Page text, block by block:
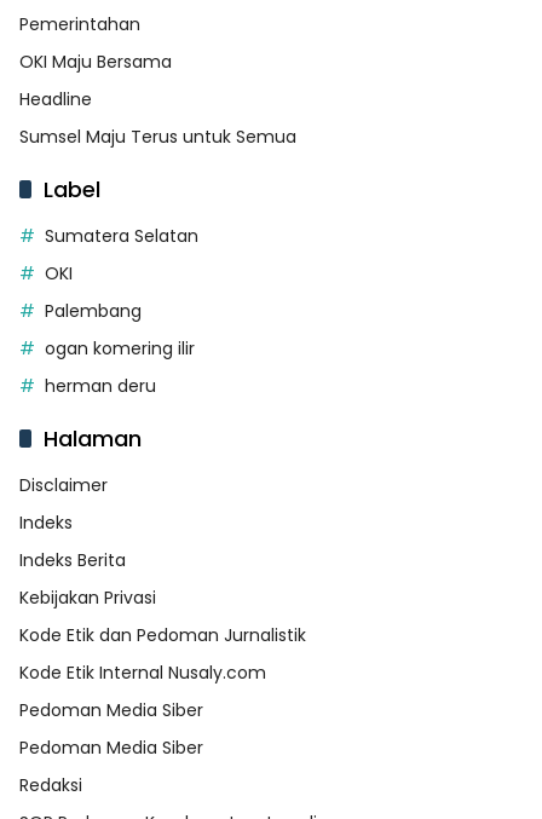
Pemerintahan
OKI Maju Bersama
Headline
Sumsel Maju Terus untuk Semua
Label
Sumatera Selatan
OKI
Palembang
ogan komering ilir
herman deru
Halaman
Disclaimer
Indeks
Indeks Berita
Kebijakan Privasi
Kode Etik dan Pedoman Jurnalistik
Kode Etik Internal Nusaly.com
Pedoman Media Siber
Pedoman Media Siber
Redaksi